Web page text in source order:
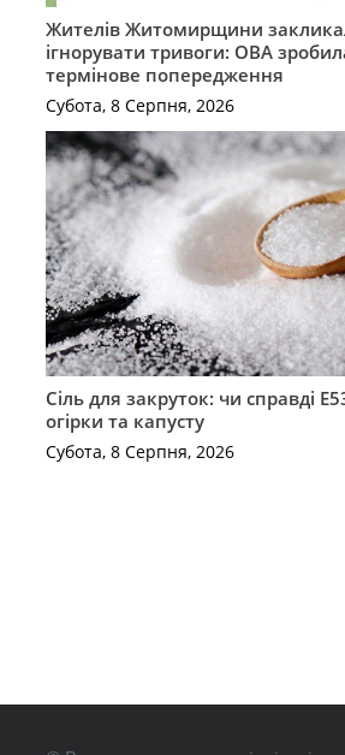
Жителів Житомирщини
ігнорувати тривоги: ОВА
термінове попередження
Субота, 8 Серпня, 2026
Сіль для закруток: чи справді
огірки та капусту
Субота, 8 Серпня, 2026